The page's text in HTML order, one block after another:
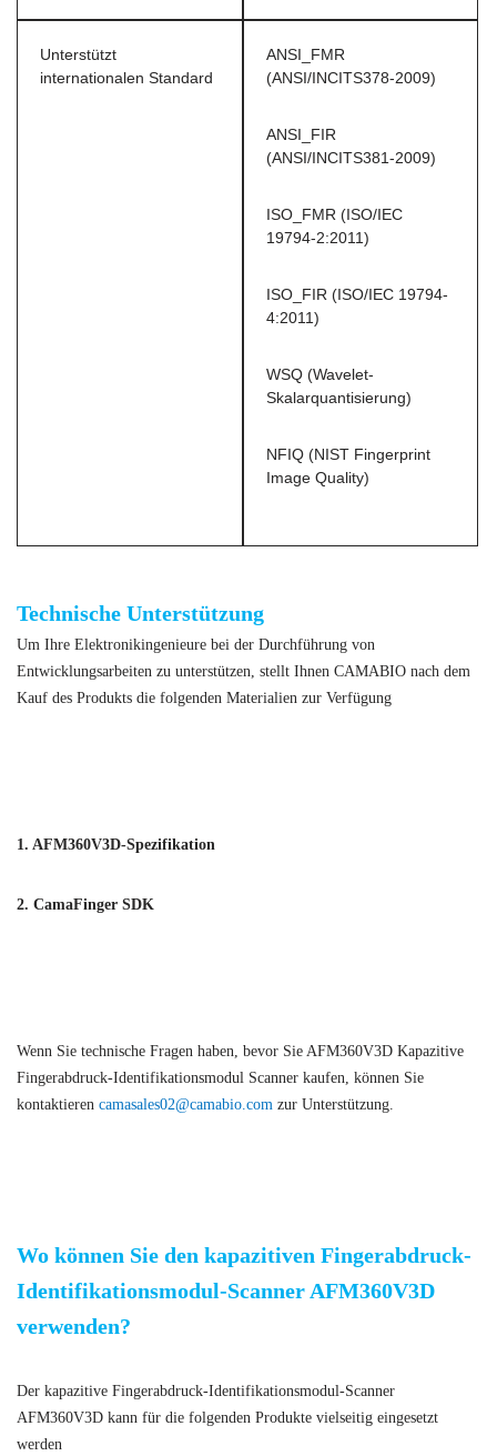
Unterstützt
internationalen Standard
ANSI_FMR
(ANSI/INCITS378-2009)
ANSI_FIR
(ANSI/INCITS381-2009)
ISO_FMR (ISO/IEC
19794-2:2011)
ISO_FIR (ISO/IEC 19794-
4:2011)
WSQ (Wavelet-
Skalarquantisierung)
NFIQ (NIST Fingerprint
Image Quality)
Technische Unterstützung
Um Ihre Elektronikingenieure bei der Durchführung von
Entwicklungsarbeiten zu unterstützen, stellt Ihnen CAMABIO nach dem
Kauf des Produkts die folgenden Materialien zur Verfügung
1. AFM360V3D-Spezifikation
2. CamaFinger SDK
Wenn Sie technische Fragen haben, bevor Sie AFM360V3D Kapazitive
Fingerabdruck-Identifikationsmodul Scanner kaufen, können Sie
kontaktieren camasales02@camabio.com zur Unterstützung.
Wo können Sie den kapazitiven Fingerabdruck-
Identifikationsmodul-Scanner AFM360V3D
verwenden?
Der kapazitive Fingerabdruck-Identifikationsmodul-Scanner
AFM360V3D kann für die folgenden Produkte vielseitig eingesetzt
werden